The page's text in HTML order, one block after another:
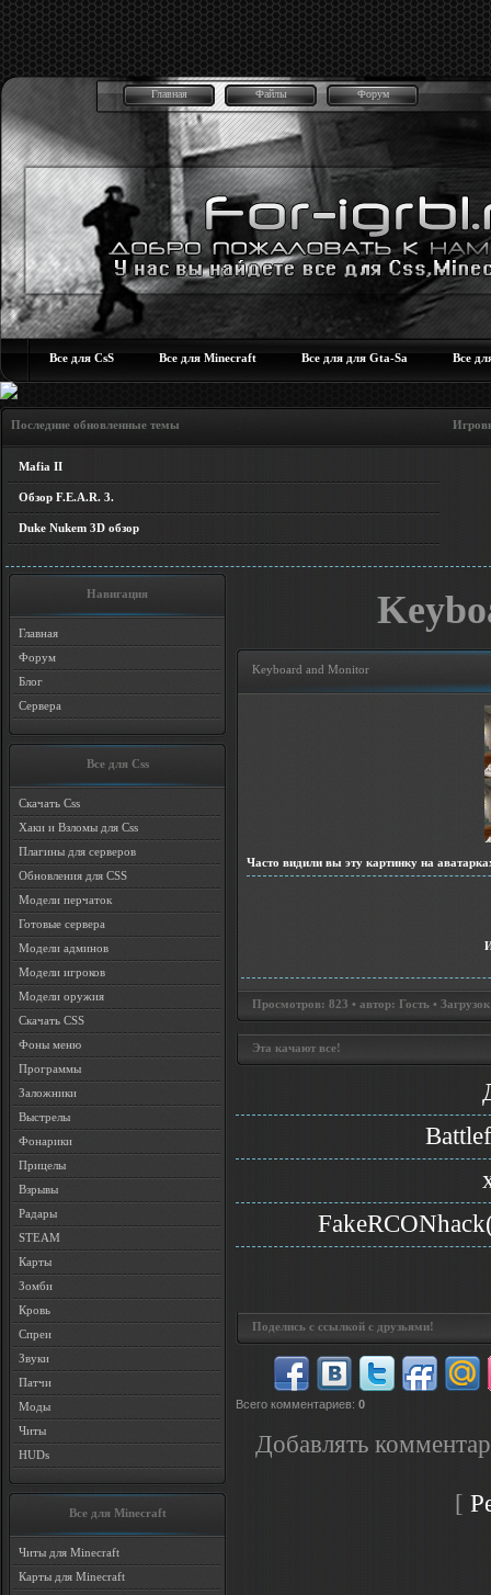
Главная Файлы Форум
Все для CsS Все для Minecraft Все для для Gta-Sa Все
Последние обновленные темы Игровые
Mafia II
Обзор F.E.A.R. 3.
Duke Nukem 3D обзор
Навигация
Главная
Форум
Блог
Сервера
Все для Css
Скачать Css
Хаки и Взломы для Css
Плагины для серверов
Обновления для CSS
Модели перчаток
Готовые сервера
Модели админов
Модели игроков
Модели оружия
Скачать CSS
Фоны меню
Программы
Заложники
Выстрелы
Фонарики
Прицелы
Взрывы
Радары
STEAM
Карты
Зомби
Кровь
Спреи
Звуки
Патчи
Моды
Читы
HUDs
Все для Minecraft
Читы для Minecraft
Карты для Minecraft
Keyboard and Monitor
Часто видили вы эту картинку на
Просмотров: 823 • автор: Гость •
Эта качают все!
Поделись с ссылкой с друзьями!
Всего комментариев: 0
Добавлять
[